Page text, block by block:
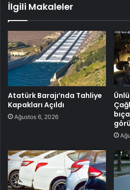
İlgili Makaleler
Atatürk Barajı’nda Tahliye
Kapakları Açıldı
Ağustos 6, 2026